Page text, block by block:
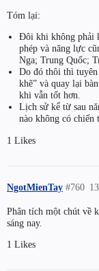
Tóm lại:
Đôi khi không phải
phép và năng lực
Nga; Trung Quốc;
Do đó thôi thì tuyên
khẽ” và quay lại
khi vẫn tốt hơn.
Lịch sử kể từ sau
nào không có chiến
1 Likes
NgotMienTay #760
Phân tích một chút về
sáng nay.
1 Likes